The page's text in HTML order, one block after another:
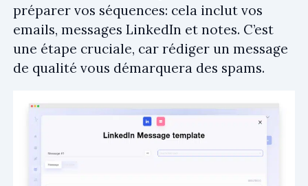
préparer vos séquences: cela inclut vos
emails, messages LinkedIn et notes. C’est
une étape cruciale, car rédiger un message
de qualité vous démarquera des spams.